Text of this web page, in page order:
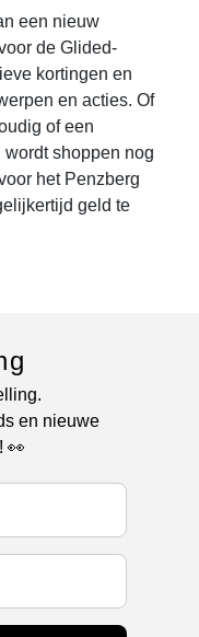
een nieuw
de Glided-
kortingen en
en acties. Of
of een
shoppen nog
het Penzberg
geld te
en nieuwe
👀